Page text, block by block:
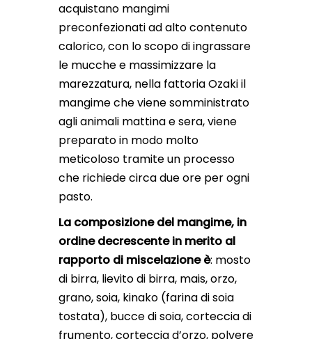
acquistano mangimi
preconfezionati ad alto contenuto
calorico, con lo scopo di ingrassare
le mucche e massimizzare la
marezzatura, nella fattoria Ozaki il
mangime che viene somministrato
agli animali mattina e sera, viene
preparato in modo molto
meticoloso tramite un processo
che richiede circa due ore per ogni
pasto.
La composizione del mangime, in
ordine decrescente in merito al
rapporto di miscelazione è: mosto
di birra, lievito di birra, mais, orzo,
grano, soia, kinako (farina di soia
tostata), bucce di soia, corteccia di
frumento, corteccia d’orzo, polvere